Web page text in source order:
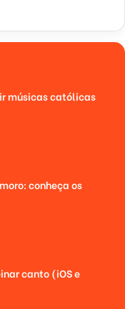
músicas católicas
conheça os
canto (iOS e